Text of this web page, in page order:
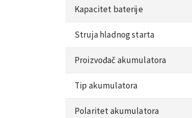
Kapacitet baterije
Struja hladnog starta
Proizvođač akumulatora
Tip akumulatora
Polaritet akumulatora